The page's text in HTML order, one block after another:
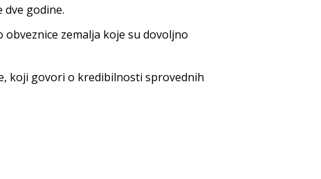
godine.
zemalja koje su dovoljno
koji govori o kredibilnosti sprovednih